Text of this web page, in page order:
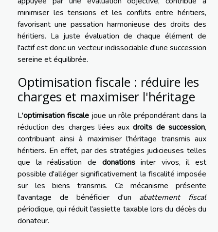
minimiser les tensions et les conflits entre héritiers,
favorisant une passation harmonieuse des droits des
héritiers. La juste évaluation de chaque élément de
l'actif est donc un vecteur indissociable d'une succession
sereine et équilibrée.
Optimisation fiscale : réduire les
charges et maximiser l'héritage
L'optimisation fiscalejoue un rôle prépondérant dans la
réduction des charges liées auxdroits de succession,
contribuant ainsi à maximiser l'héritage transmis aux
héritiers. En effet, par des stratégies judicieuses telles
que la réalisation de donationsinter vivos, il est
possible d'alléger significativement la fiscalité imposée
sur les biens transmis. Ce mécanisme présente
l'avantage de bénéficier d'un abattement fiscal
périodique, qui réduit l'assiette taxable lors du décès du
donateur.